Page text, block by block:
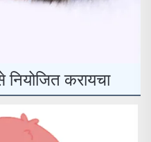
करायचा